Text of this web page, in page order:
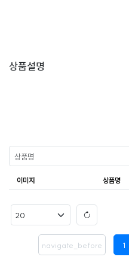
상품설명
이미지 상품명
navigate_before 1